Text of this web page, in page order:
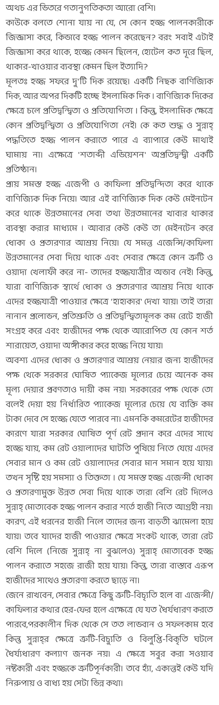
অথচ এর ভিতরে গতানুগতিকতা আরো বেশি।
কাউকে বলতে শোনা যায় না যে, সে কোন হজ্জ পালনকারীকে
জিজ্ঞাসা করে, কিভাবে হজ্জ পালন করেছেন? বরং সবাই এটাই
জিজ্ঞাসা করে থাকে, হজ্জে কেমন ছিলেন, হোটেল কত দূরে ছিল,
থাকার-খাওয়ার ব্যবস্থা কেমন ছিল ইত্যাদি?
মূলতঃ হজ্জ সফরে দু'টি দিক রয়েছে। একটি নিছক বাণিজ্যিক
দিক, আর অপর দিকটি হচ্ছে ইসলামিক দিক । বাণিজ্যিক দিকের
ক্ষেত্রে চলে প্রতিদ্বন্দ্বিতা ও প্রতিযোগিতা । কিন্তু, ইসলামিক ক্ষেত্রে
কোন প্রতিদ্বন্দ্বিতা ও প্রতিযোগিতা নেই। কে কত শুদ্ধ ও সুন্নাহ্‌
পদ্ধতিতে হজ্জ পালন করাতে পারে এ ব্যাপারে কেউ মাথাই
ঘামায় না। এক্ষেত্রে 'শতাব্দী এভিয়েশন' অপ্রতিদ্বন্দ্বী একটি
প্রতিষ্ঠান।
প্রায় সমস্ত হজ্জ এজেপী ও কাফিলা প্রতিদ্বন্দিতা করে থাকে
বাণিজ্যিক দিক নিয়ে। আর এই বাণিজ্যিক দিক কেউ মেইনটেন
করে থাকে উন্নতমানের সেবা তথা উন্নতমানের খাবার থাকার
ব্যবস্থা করার মাধ্যমে । আবার কেউ কেউ তা মেইনটেন করে
ধোকা ও প্রতারণার আশ্রয় নিয়ে। যে সমন্ত এজেন্সি/কাফিলা
উন্নতমানের সেবা দিয়ে থাকে এবং সেবার ক্ষেত্রে কোন ত্রুটি ও
ওয়াদা খেলাফী করে না- তাদের হজ্জযাত্রীর অভাব নেই। কিন্তু,
যারা বাণিজ্যিক স্বার্থে ধোকা ও প্রতারণার আশ্রয় নিয়ে থাকে
এদের হজ্জযাত্রী পাওয়ার ক্ষেত্রে 'হাহাকার' দেখা যায়। তাই তারা
নানান প্রলোভন, প্রতিশ্রুতি ও প্রতিদ্বন্দ্বিতামূলক কম রেটে হাজী
সংগ্রহ করে এবং হাজীদের পক্ষ থেকে আরোপিত যে কোন শর্ত
শারায়েত, ওয়াদা অঙ্গীকার করে হজ্জে নিয়ে যায়।
অবশ্য এদের ধোকা ও প্রতারণার আশ্রয় নেয়ার জন্য হাজীদের
পক্ষ থেকে সরকার ঘোষিত প্যাকেজ মূল্যের চেয়ে অনেক কম
মূল্য দেয়ার প্রবণতাও দায়ী কম নয়। সরকারের পক্ষ থেকে তো
বলেই দেয়া হয় নির্ধারিত প্যাকেজ মূল্যের চেয়ে যে ব্যক্তি কম
টাকা দেবে সে হজ্জে যেতে পারবে না। এমনকি কমরেটের হাজীদের
কারণে যারা সরকার ঘোষিত পূর্ণ রেট প্রদান করে এদের সাথে
হজ্জে যায়, কম রেট ওয়ালাদের ঘাটতি পুষিয়ে নিতে যেয়ে এদের
সেবার মান ও কম রেট ওয়ালাদের সেবার মান সমান হয়ে যায়।
তখন সৃষ্টি হয় সমস্যা ও তিক্ততা ৷ যে সমস্ত হজ্জ এজেন্সী ধোকা
ও প্রতারণামুক্ত উন্নত সেবা দিয়ে থাকে তারা বেশি রেট দিলেও
সুন্নাহ্‌ মোতাবেক হজ্জ পালন করার শর্তে হাজী নিতে আগ্রহী নয়।
কারণ, এই ধরনের হাজী নিলে তাদের জন্য বাড়তী ঝামেলা হয়ে
যায়। তবে যাদের হাজী পাওয়ার ক্ষেত্রে সংকট থাকে, তারা রেট
বেশি দিলে (নিজে সুন্নাহ্‌ না বুঝলেও) সুন্নাহ্‌ মোতাবেক হজ্জ
পালন করাতে সহজে রাজী হয়ে যায়। কিন্তু, তারা বাস্তবে এরূপ
হাজীদের সাথেও প্রতারণা করতে ছাড়ে না।
জেনে রাখবেন, সেবার ক্ষেত্রে কিছু ত্রুটি-বিচ্যৃতি হলে বা এজেন্সী/
কাফিলার কথার হের-ফের হলে এক্ষেত্রে যে যত ধৈর্যধারণ করতে
পারবে,পরকালীন দিক থেকে সে তত লাভবান ও সফলকাম হবে
কিন্তু সুন্নাহ্‌র ক্ষেত্রে ত্রুটি-বিচ্যুতি ও বিলুপ্তি-বিকৃতি ঘটলে
ধৈর্য্যধারণ কল্যাণ জনক নয়। এ ক্ষেত্রে সবুর করা সওয়াব
নষ্টকারী এবং হজ্জকে ত্রুটিপূর্নকারী। তবে হ্যাঁ, একান্তই কেউ যদি
নিরুপায় ও বাধ্য হয় সেটা ভিন্ন কথা।